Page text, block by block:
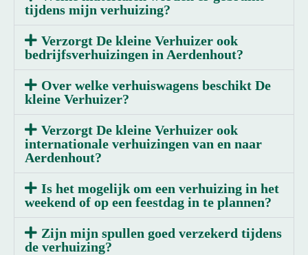
tijdens mijn verhuizing?
Verzorgt De kleine Verhuizer ook
bedrijfsverhuizingen in Aerdenhout?
Over welke verhuiswagens beschikt De
kleine Verhuizer?
Verzorgt De kleine Verhuizer ook
internationale verhuizingen van en naar
Aerdenhout?
Is het mogelijk om een verhuizing in het
weekend of op een feestdag in te plannen?
Zijn mijn spullen goed verzekerd tijdens
de verhuizing?